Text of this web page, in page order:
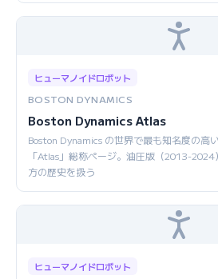
ヒューマノイドロボット
BOSTON DYNAMICS
Boston Dynamics Atlas
Boston Dynamics の世界で最も知名度の高
「Atlas」総称ページ。油圧版（2013-
方の歴史を扱う
ヒューマノイドロボット